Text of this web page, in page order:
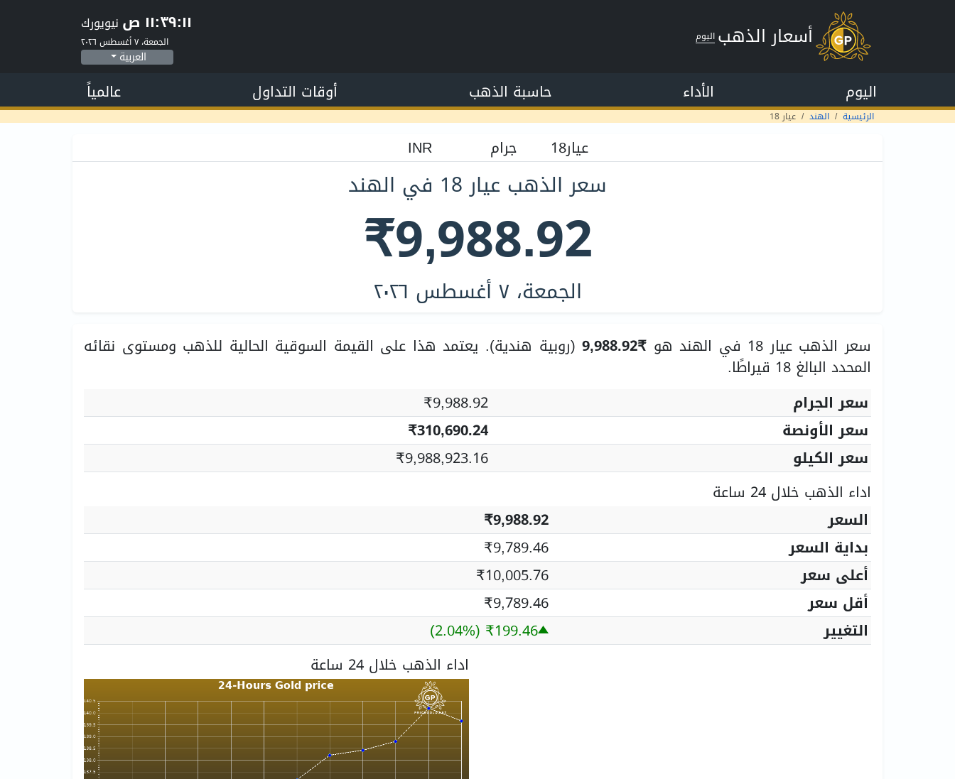
أسعار الذهب اليوم
١١:٣٩:١٢ ص نيويورك
الجمعة، ٧ أغسطس ٢٠٢٦
العربية
اليوم الأداء حاسبة الذهب أوقات التداول عالمياً
الرئيسية الهند عيار 18
سعر الذهب عيار 18 في الهند
₹9,988.92
الجمعة، ٧ أغسطس ٢٠٢٦
سعر الذهب عيار 18 في الهند هو ₹9,988.92 (روبية هندية). يعتمد هذا على القيمة السوقية الحالية للذهب ومستوى نقائه
المحدد البالغ 18 قيراطًا.
سعر الجرام
₹9,988.92
سعر الأونصة
₹310,690.24
سعر الكيلو
₹9,988,923.16
اداء الذهب خلال 24 ساعة
السعر
₹9,988.92
بداية السعر
₹9,789.46
أعلى سعر
₹10,005.76
أقل سعر
₹9,789.46
التغيير
₹199.46
(2.04%)
اداء الذهب خلال 24 ساعة